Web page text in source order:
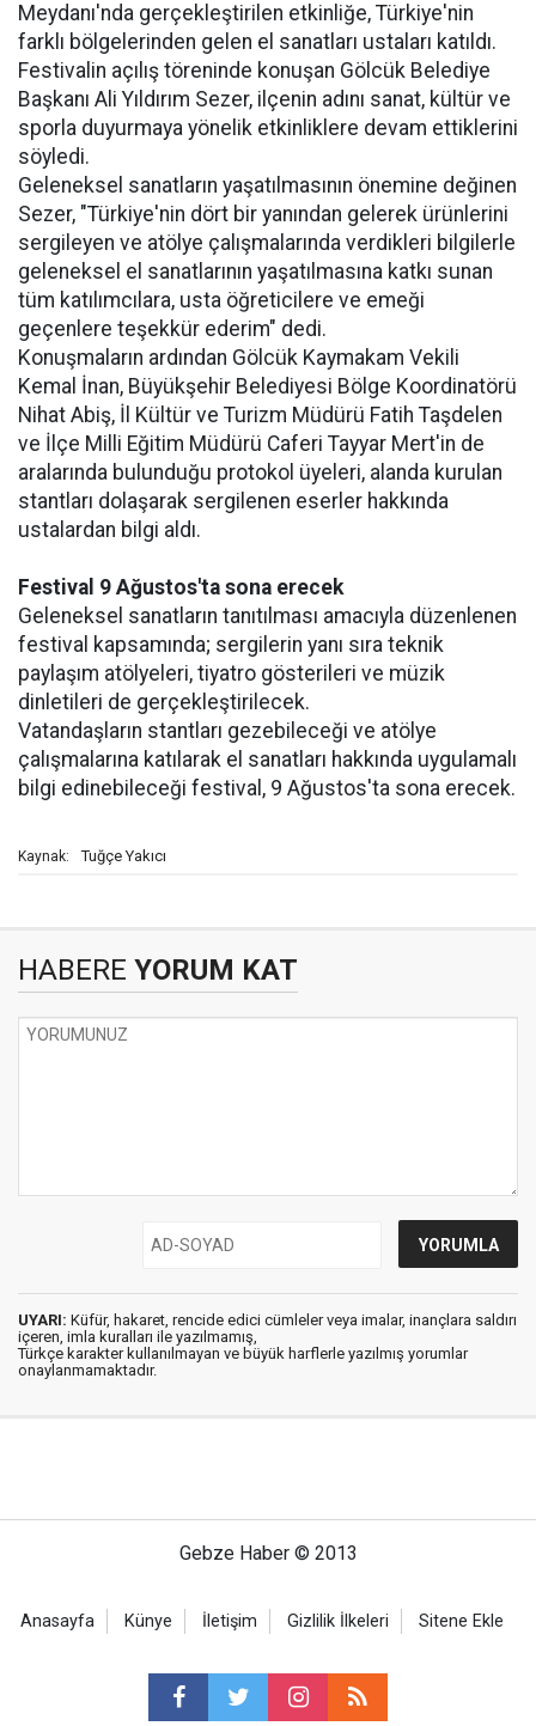
Meydanı'nda gerçekleştirilen etkinliğe, Türkiye'nin
farklı bölgelerinden gelen el sanatları ustaları katıldı.
Festivalin açılış töreninde konuşan Gölcük Belediye
Başkanı Ali Yıldırım Sezer, ilçenin adını sanat, kültür ve
sporla duyurmaya yönelik etkinliklere devam ettiklerini
söyledi.
Geleneksel sanatların yaşatılmasının önemine değinen
Sezer, "Türkiye'nin dört bir yanından gelerek ürünlerini
sergileyen ve atölye çalışmalarında verdikleri bilgilerle
geleneksel el sanatlarının yaşatılmasına katkı sunan
tüm katılımcılara, usta öğreticilere ve emeği
geçenlere teşekkür ederim" dedi.
Konuşmaların ardından Gölcük Kaymakam Vekili
Kemal İnan, Büyükşehir Belediyesi Bölge Koordinatörü
Nihat Abiş, İl Kültür ve Turizm Müdürü Fatih Taşdelen
ve İlçe Milli Eğitim Müdürü Caferi Tayyar Mert'in de
aralarında bulunduğu protokol üyeleri, alanda kurulan
stantları dolaşarak sergilenen eserler hakkında
ustalardan bilgi aldı.
Festival 9 Ağustos'ta sona erecek
Geleneksel sanatların tanıtılması amacıyla düzenlenen
festival kapsamında; sergilerin yanı sıra teknik
paylaşım atölyeleri, tiyatro gösterileri ve müzik
dinletileri de gerçekleştirilecek.
Vatandaşların stantları gezebileceği ve atölye
çalışmalarına katılarak el sanatları hakkında uygulamalı
bilgi edinebileceği festival, 9 Ağustos'ta sona erecek.
Kaynak: Tuğçe Yakıcı
HABERE YORUM KAT
UYARI: Küfür, hakaret, rencide edici cümleler veya imalar, inançlara saldırı
içeren, imla kuralları ile yazılmamış,
Türkçe karakter kullanılmayan ve büyük harflerle yazılmış yorumlar
onaylanmamaktadır.
Gebze Haber © 2013
Anasayfa Künye İletişim Gizlilik İlkeleri Sitene Ekle